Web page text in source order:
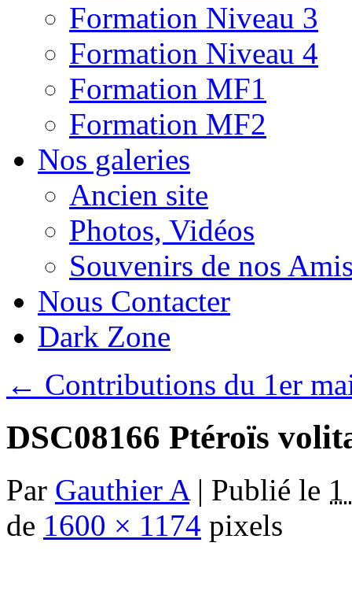
Formation Niveau 3
Formation Niveau 4
Formation MF1
Formation MF2
Nos galeries
Ancien site
Photos, Vidéos
Souvenirs de nos
Nous Contacter
Dark Zone
← Contributions du 1er
DSC08166 Ptéroïs
Par Gauthier A | Publié le
de 1600 × 1174 pixels